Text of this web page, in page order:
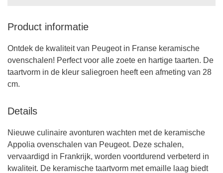
Product informatie
Ontdek de kwaliteit van Peugeot in Franse keramische
ovenschalen! Perfect voor alle zoete en hartige taarten. De
taartvorm in de kleur saliegroen heeft een afmeting van 28
cm.
Details
Nieuwe culinaire avonturen wachten met de keramische
Appolia ovenschalen van Peugeot. Deze schalen,
vervaardigd in Frankrijk, worden voortdurend verbeterd in
kwaliteit. De keramische taartvorm met emaille laag biedt